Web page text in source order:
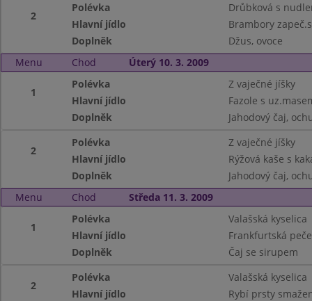
2
Polévka
Drůbková s
Hlavní jídlo
Brambory
Doplněk
Džus, ovoce
Menu
Chod Úterý 10. 3. 2009
1
Polévka
Z vaječné jíšky
Hlavní jídlo
Fazole s
Doplněk
Jahodový čaj,
2
Polévka
Z vaječné jíšky
Hlavní jídlo
Rýžová kaše s
Doplněk
Jahodový čaj,
Menu
Chod Středa 11. 3. 2009
1
Polévka
Valašská kyselica
Hlavní jídlo
Frankfurtská
Doplněk
Čaj se sirupem
2
Polévka
Valašská kyselica
Hlavní jídlo
Rybí prsty